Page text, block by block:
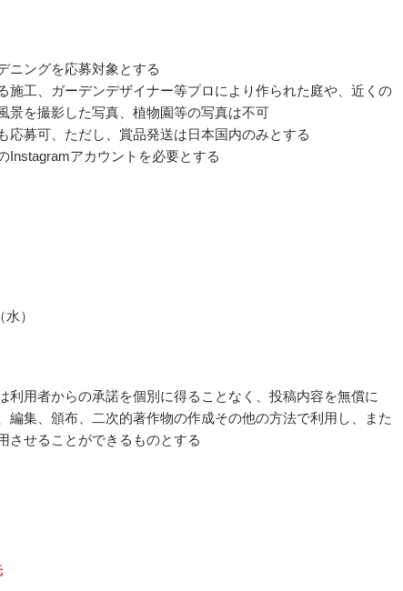
ニングを応募対象とする
施工、ガーデンデザイナー等プロにより作られた庭や、近くの
景を撮影した写真、植物園等の写真は不可
応募可、ただし、賞品発送は日本国内のみとする
Instagramアカウントを必要とする
）
利用者からの承諾を個別に得ることなく、投稿内容を無償に
編集、頒布、二次的著作物の作成その他の方法で利用し、また
させることができるものとする